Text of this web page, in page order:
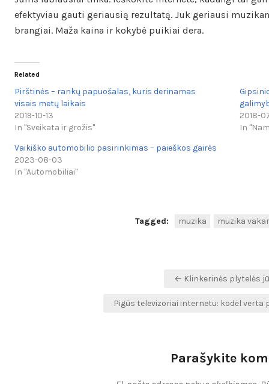
efektyviau gauti geriausią rezultatą. Juk geriausi
brangiai. Maža kaina ir kokybė puikiai dera.
Related
Pirštinės – rankų papuošalas, kuris derinamas
visais metų laikais
2019-10-13
In "Sveikata ir grožis"
2018-
In
Vaikiško automobilio pasirinkimas – paieškos gairės
2023-08-03
In "Automobiliai"
Tagged: muzika muzika
← Klinkerinės plytelės
Pigūs televizoriai internetu: kodėl
Parašykite